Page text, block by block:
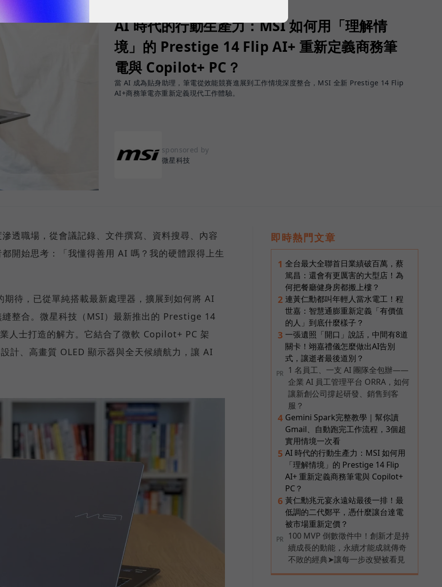
AI 時代的行動生產力：MSI 如何用「理解情
境」的 Prestige 14 Flip AI+ 重新定義商務筆
電與 Copilot+ PC？
當 AI 成為貼身助理，筆電從效能競賽進展到工作情境深度整合，MSI 全新 Prestige 14 Flip
AI+商務筆電亦重新定義現代工作體驗。
sponsored by
微星科技
透職場，從會議記錄、文件撰寫、資料搜尋、內容
開始思考：「我懂得善用 AI 嗎？我的硬體跟得上生
待，已從單純搭載最新處理器，擴展到如何將 AI
整合。微星科技（MSI）最新推出的 Prestige 14
人士打造的解方。它結合了微軟 Copilot+ PC 架
計、高畫質 OLED 顯示器與全天候續航力，讓 AI
即時熱門文章
1 全台最大全聯首日業績破百萬，蔡
篤昌：還會有更厲害的大型店！為
何把餐廳健身房都搬上樓？
2 連黃仁勳都叫年輕人當水電工！程
世嘉：智慧通膨重新定義「有價值
的人」到底什麼樣子？
3 一張遺照「開口」說話，中間有8道
關卡！翊嘉禮儀怎麼做出AI告別
式，讓逝者最後道別？
PR
1 名員工、一支 AI 團隊全包辦——
企業 AI 員工管理平台 ORRA，如何
讓新創公司撐起研發、銷售到客
服？
4 Gemini Spark完整教學｜幫你讀
Gmail、自動跑完工作流程，3個超
實用情境一次看
5 AI 時代的行動生產力：MSI 如何用
「理解情境」的 Prestige 14 Flip
AI+ 重新定義商務筆電與 Copilot+
PC？
6 黃仁勳兆元宴永遠站最後一排！最
低調的二代鄭平，憑什麼讓台達電
被市場重新定價？
PR
100 MVP 倒數徵件中！創新才是持
續成長的動能，永續才能成就傳奇
不敗的經典➤讓每一步改變被看見